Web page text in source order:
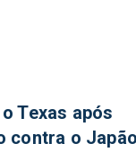
Texas após
contra o